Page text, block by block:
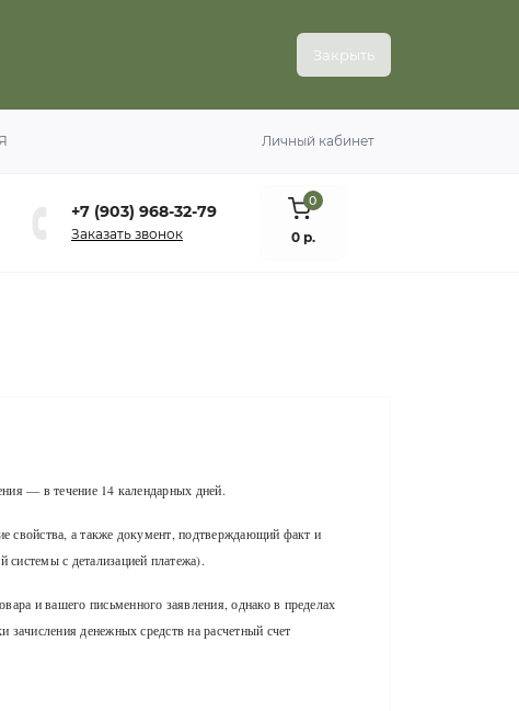
Закрыть
Личный кабинет
+7 (903) 968-32-79
Заказать звонок
0
0 р.
— в течение 14 календарных дней.
свойства, а также документ, подтверждающий факт и
системы с детализацией платежа).
и вашего письменного заявления, однако в пределах
зачисления денежных средств на расчетный счет